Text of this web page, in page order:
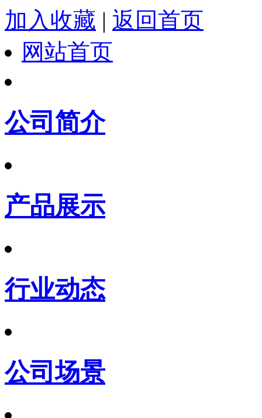
加入收藏 | 返回首页
网站首页
公司简介
产品展示
行业动态
公司场景